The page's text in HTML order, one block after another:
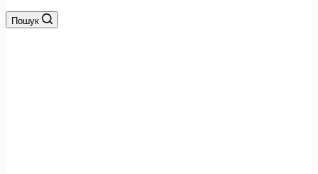
Пошук